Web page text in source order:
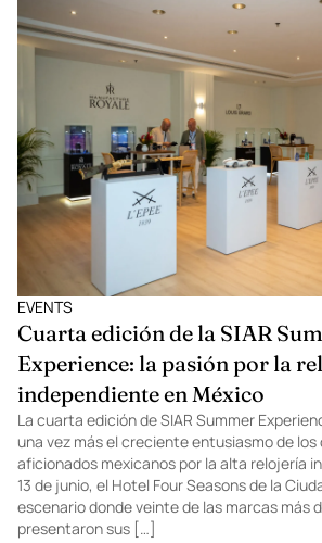
EVENTS
Cuarta edición de la SIAR
Experience: la pasión por la
independiente en México
La cuarta edición de SIAR Summer
una vez más el creciente entusiasmo de
aficionados mexicanos por la alta relojería
13 de junio, el Hotel Four Seasons de la
escenario donde veinte de las marcas más
presentaron sus […]